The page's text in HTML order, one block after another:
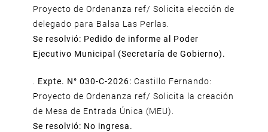
Proyecto de Ordenanza ref/ Solicita elección de
delegado para Balsa Las Perlas.
Se resolvió: Pedido de informe al Poder
Ejecutivo Municipal (Secretaría de Gobierno).
Expte. N° 030-C-2026: Castillo Fernando:
Proyecto de Ordenanza ref/ Solicita la creación
de Mesa de Entrada Única (MEU).
Se resolvió: No ingresa.